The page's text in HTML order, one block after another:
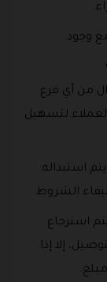
وجود
من أي فرع
لتسهيل
استبداله
الشروط.
استرجاع
إلا إذا